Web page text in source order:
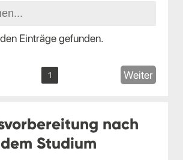
Einträge gefunden.
1 Weiter
nach
dem Studium